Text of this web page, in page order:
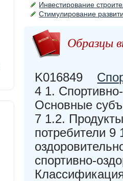
Инвестирование
Стимулирование
Образцы
K016849
4 1.
Основные
7 1.2.
потребители 9
спортивно-